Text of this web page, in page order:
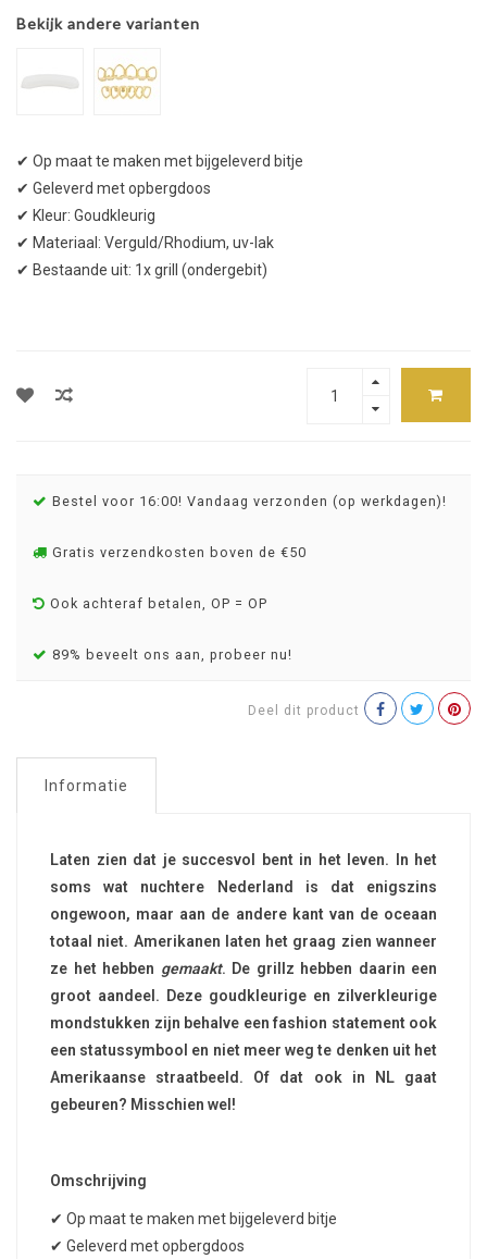
Bekijk andere varianten
✔ Op maat te maken met bijgeleverd bitje
✔ Geleverd met opbergdoos
✔ Kleur: Goudkleurig
✔ Materiaal: Verguld/Rhodium, uv-lak
✔ Bestaande uit: 1x grill (ondergebit)
Bestel voor 16:00! Vandaag verzonden (op werkdagen)!
Gratis verzendkosten boven de €50
Ook achteraf betalen, OP = OP
89% beveelt ons aan, probeer nu!
Deel dit product
Informatie
Laten zien dat je succesvol bent in het leven. In het
soms wat nuchtere Nederland is dat enigszins
ongewoon, maar aan de andere kant van de oceaan
totaal niet. Amerikanen laten het graag zien wanneer
ze het hebben gemaakt. De grillz hebben daarin een
groot aandeel. Deze goudkleurige en zilverkleurige
mondstukken zijn behalve een fashion statement ook
een statussymbool en niet meer weg te denken uit het
Amerikaanse straatbeeld. Of dat ook in NL gaat
gebeuren? Misschien wel!
Omschrijving
✔ Op maat te maken met bijgeleverd bitje
✔ Geleverd met opbergdoos